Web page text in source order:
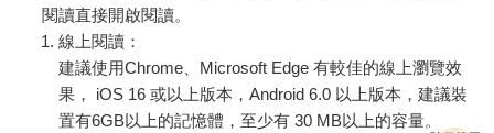
閱讀直接開啟閱讀。
線上閱讀：
建議使用Chrome、Microsoft Edge 有較佳的線上瀏覽效
果， iOS 16 或以上版本，Android 6.0 以上版本，建議裝
置有6GB以上的記憶體，至少有 30 MB以上的容量。